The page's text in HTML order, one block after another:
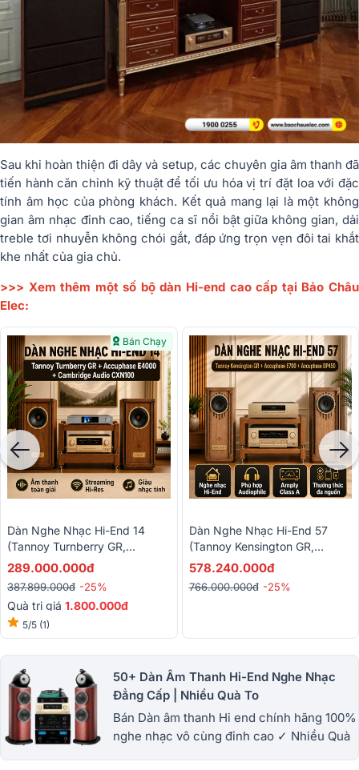
Sau khi hoàn thiện đi dây và setup, các chuyên gia âm thanh đã
tiến hành căn chỉnh kỹ thuật để tối ưu hóa vị trí đặt loa với đặc
tính âm học của phòng khách. Kết quả mang lại là một không
gian âm nhạc đỉnh cao, tiếng ca sĩ nổi bật giữa không gian, dải
treble tơi nhuyễn không chói gắt, đáp ứng trọn vẹn đôi tai khắt
khe nhất của gia chủ.
>>> Xem thêm một số bộ dàn Hi-end cao cấp tại Bảo Châu
Elec:
Bán Chạy
Dàn Nghe Nhạc Hi-End 14
(Tannoy Turnberry GR,
Accuphase E4000, Cambridge
289.000.000đ
387.899.000đ -25%
Quà trị giá 1.800.000đ
5/5 (1)
Dàn Nghe Nhạc Hi-End 57
(Tannoy Kensington GR,
Accuphase E700, Accuphase
578.240.000đ
766.000.000đ -25%
50+ Dàn Âm Thanh Hi-End Nghe Nhạc
Đẳng Cấp | Nhiều Quà To
Bán Dàn âm thanh Hi end chính hãng 100%
nghe nhạc vô cùng đỉnh cao ✓ Nhiều Quà